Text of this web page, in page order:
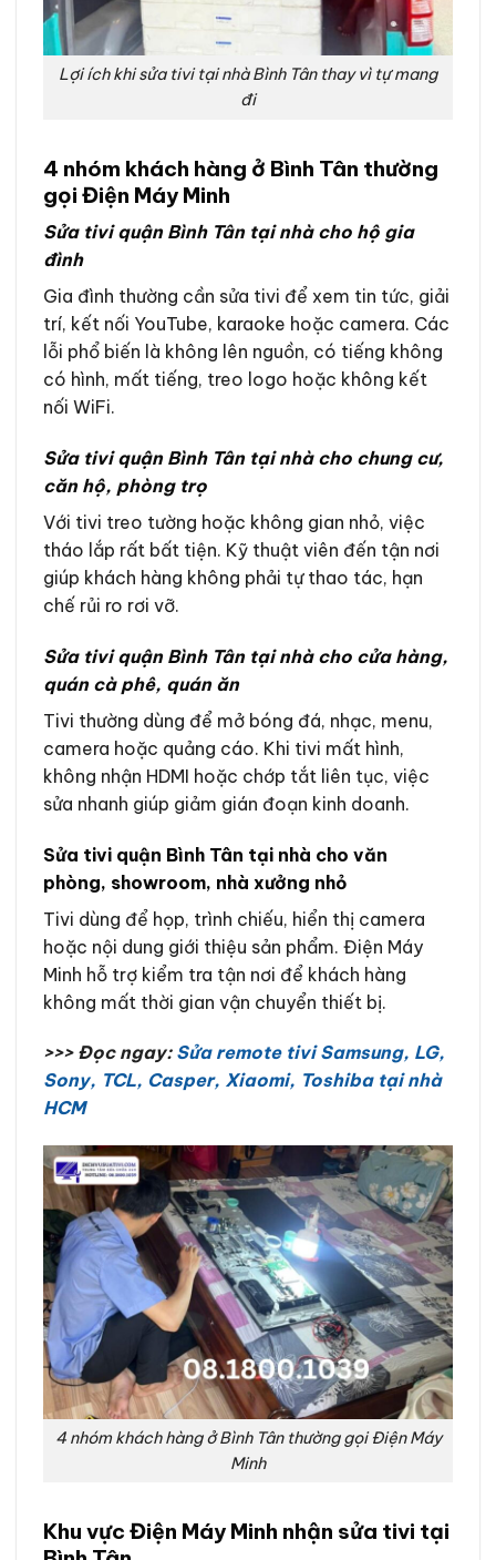
Lợi ích khi sửa tivi tại nhà Bình Tân thay vì tự mang
đi
4 nhóm khách hàng ở Bình Tân thường
gọi Điện Máy Minh
Sửa tivi quận Bình Tân tại nhà cho hộ gia
đình
Gia đình thường cần sửa tivi để xem tin tức, giải
trí, kết nối YouTube, karaoke hoặc camera. Các
lỗi phổ biến là không lên nguồn, có tiếng không
có hình, mất tiếng, treo logo hoặc không kết
nối WiFi.
Sửa tivi quận Bình Tân tại nhà cho chung cư,
căn hộ, phòng trọ
Với tivi treo tường hoặc không gian nhỏ, việc
tháo lắp rất bất tiện. Kỹ thuật viên đến tận nơi
giúp khách hàng không phải tự thao tác, hạn
chế rủi ro rơi vỡ.
Sửa tivi quận Bình Tân tại nhà cho cửa hàng,
quán cà phê, quán ăn
Tivi thường dùng để mở bóng đá, nhạc, menu,
camera hoặc quảng cáo. Khi tivi mất hình,
không nhận HDMI hoặc chớp tắt liên tục, việc
sửa nhanh giúp giảm gián đoạn kinh doanh.
Sửa tivi quận Bình Tân tại nhà cho văn
phòng, showroom, nhà xưởng nhỏ
Tivi dùng để họp, trình chiếu, hiển thị camera
hoặc nội dung giới thiệu sản phẩm. Điện Máy
Minh hỗ trợ kiểm tra tận nơi để khách hàng
không mất thời gian vận chuyển thiết bị.
>>> Đọc ngay: Sửa remote tivi Samsung, LG,
Sony, TCL, Casper, Xiaomi, Toshiba tại nhà
HCM
4 nhóm khách hàng ở Bình Tân thường gọi Điện Máy
Minh
Khu vực Điện Máy Minh nhận sửa tivi tại